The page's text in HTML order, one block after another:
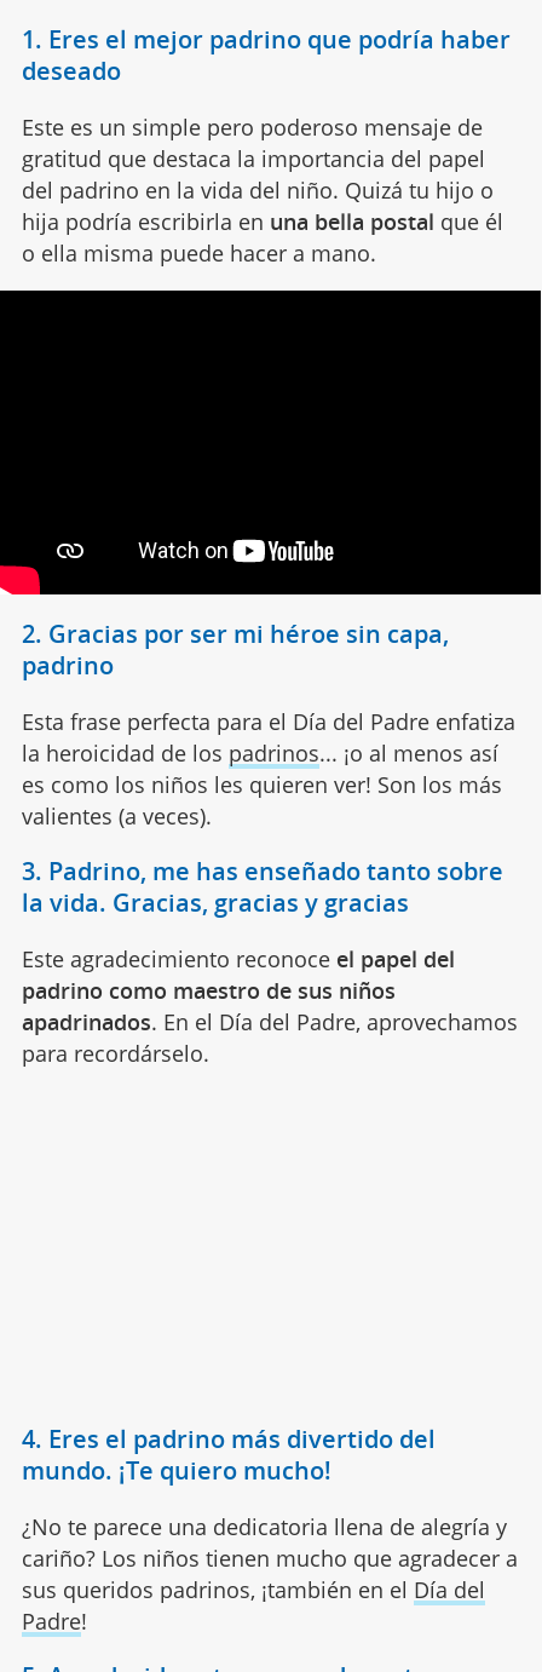
1. Eres el mejor padrino que podría haber
deseado
Este es un simple pero poderoso mensaje de
gratitud que destaca la importancia del papel
del padrino en la vida del niño. Quizá tu hijo o
hija podría escribirla en una bella postal que él
o ella misma puede hacer a mano.
2. Gracias por ser mi héroe sin capa,
padrino
Esta frase perfecta para el Día del Padre enfatiza
la heroicidad de los padrinos... ¡o al menos así
es como los niños les quieren ver! Son los más
valientes (a veces).
3. Padrino, me has enseñado tanto sobre
la vida. Gracias, gracias y gracias
Este agradecimiento reconoce el papel del
padrino como maestro de sus niños
apadrinados. En el Día del Padre, aprovechamos
para recordárselo.
4. Eres el padrino más divertido del
mundo. ¡Te quiero mucho!
¿No te parece una dedicatoria llena de alegría y
cariño? Los niños tienen mucho que agradecer a
sus queridos padrinos, ¡también en el Día del
Padre!